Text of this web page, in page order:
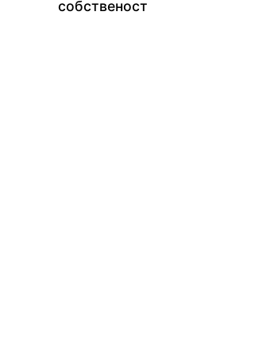
собственост